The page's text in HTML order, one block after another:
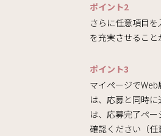
ポイント2
さらに任意項目
を充実させること
ポイント3
マイページで
は、応募と同時
は、応募完了ペ
確認ください（任